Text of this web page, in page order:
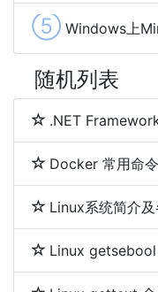
⑤ Windows上
随机列表
.NET Framework、
Docker 常用命
Linux系统简介
Linux getsebool